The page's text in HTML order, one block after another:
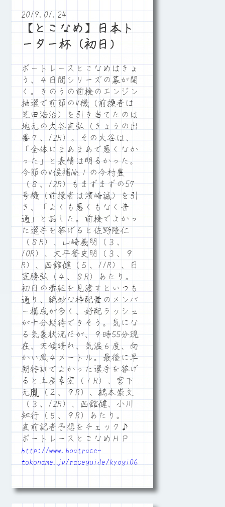
2019.01.24
【とこなめ】日本ト
ーター杯（初日）
ボートレースとこなめはきょ
う、４日間シリーズの幕が開
く。きのうの前検のエンジン
抽選で前節のV機（前操者は
芝田浩治）を引き当てたのは
地元の大谷直弘（きょうの出
番７、12R）。その大谷は、
「全体にまあまあで悪くなか
った」と表情は明るかった。
今節のV候補№１の今村豊
（８、12R）もまずまずの57
号機（前操者は濱崎誠）を引
き、「よくも悪くもなく普
通」と話した。前検でよかっ
た選手を挙げると佐野隆仁
（８R）、山崎義明（３、
10R）、大平誉史明（３、９
R）、西舘健（５、11R）、日
笠勝弘（４、８R）あたり。
初日の番組を見渡すといつも
通り、絶妙な枠配置のメンバ
ー構成が多く、好配ラッシュ
が十分期待できそう。気にな
る気象状況だが、９時55分現
在、天候晴れ、気温６度、向
かい風４メートル。最後に早
朝特訓でよかった選手を挙げ
ると土屋幸宏（１R）、宮下
元胤（２、９R）、鶴本崇文
（３、12R）、西舘健、小川
知行（５、９R）あたり。
直前記者予想をチェック♪
ボートレースとこなめＨＰ
http://www.boatrace-
tokoname.jp/raceguide/kyogi06